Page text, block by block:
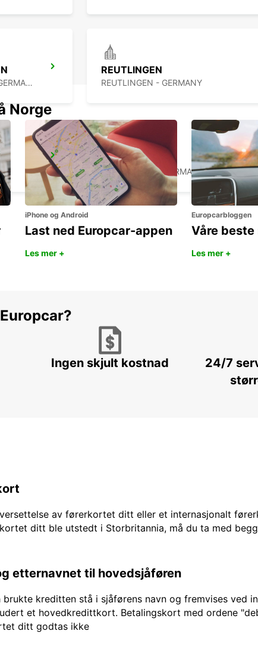
VILLINGEN-SCHWENNINGEN - GERMANY
REUTLINGEN
REUTLINGEN - GERMANY
NUERTINGEN
NUERTINGEN - GERMANY
Norge
iPhone og Android
Last ned Europcar-appen
Les mer +
Europcarbloggen
Våre
Les mer +
Ingen skjult kostnad
24/7
av førerkortet ditt eller et internasjonalt
ditt ble utstedt i Storbritannia, må du ta med
etternavnet til hovedsjåføren
kreditten stå i sjåførens navn og fremvises ved
et hovedkredittkort. Betalingskort med ordene
ditt godtas ikke